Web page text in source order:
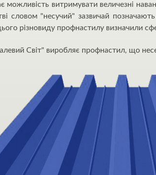
можливість витримувати величезні
словом "несучий" зазвичай
різновиду профнастилу визначили
Світ" виробляє профнастил, що